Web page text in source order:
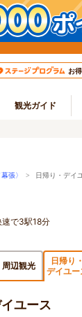
お
観光ガイド
張〉 > 日帰り・デイ
で3駅18分
周辺観光
日帰り・
デイユー
ユース